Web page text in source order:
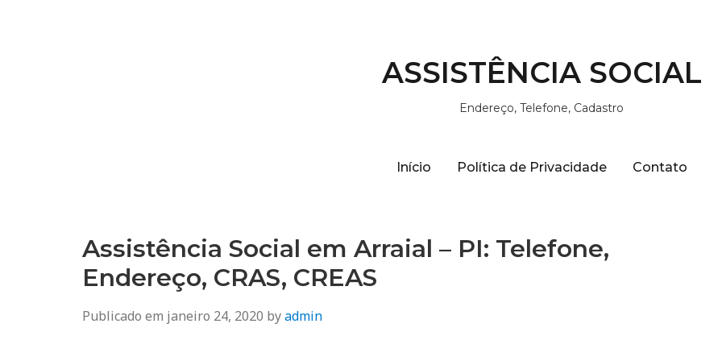
ASSISTÊNCIA SOCIAL
Endereço, Telefone, Cadastro
Início Política de Privacidade Contato
Assistência Social em Arraial – PI: Telefone,
Endereço, CRAS, CREAS
Publicado em janeiro 24, 2020 byadmin